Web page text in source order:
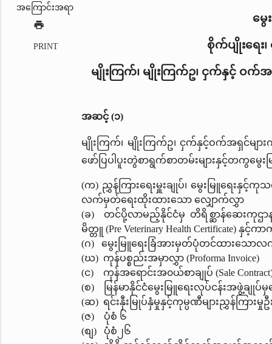
အကြောင်းအရာ
print
PRINT
မွေ
စိုက်ပျိုးရေး
မျိုးကြက်၊ မျိုးကြက်ဥ၊ ငှက်နှင့် ဝက်အ
အဆင့် (၁)
မျိုးကြက်၊ မျိုးကြက်ဥ၊ ငှက်နှင့်ဝက်အရှင်
ဖော်ပြပါပူးတွဲစာရွက်စာတမ်းများနှင့်တကွမွ
(က) ညွှန်ကြားရေးမှူးချုပ်၊ မွေးမြူရေးနှင့်
လက်မှတ်ရေးထိုးထားသော လျှောက်လွှာ
(ခ) တင်ပို့လာမည့်နိုင်ငံမှ တိရိစ္ဆာန်ဆေးကုဌ
မိတ္တူ (Pre Veterinary Health Certificate)
(ဂ) မွေးမြူရေးခြံအားမှတ်ပုံတင်ထားသောလ
(ဃ) ကုန်ပစ္စည်းအမှာလွှာ (Proforma Invoice)
(င) ကုန်အရောင်းအ၀ယ်စာချုပ် (Sale
(စ) မြန်မာနိုင်ငံမွေးမြူရေးလုပ်ငန်းအဖွဲ့ချုပ်
(ဆ) ရင်းနှီးမြုပ်နှံမှုနှင့်ကုမ္ပဏီများညွှန်ကြ
(ဇ) ပုံစံ ၆
(စျ) ပုံစံ၂၆